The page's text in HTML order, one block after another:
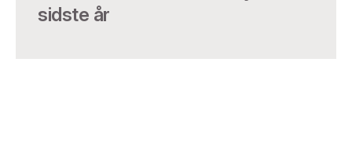
sidste år